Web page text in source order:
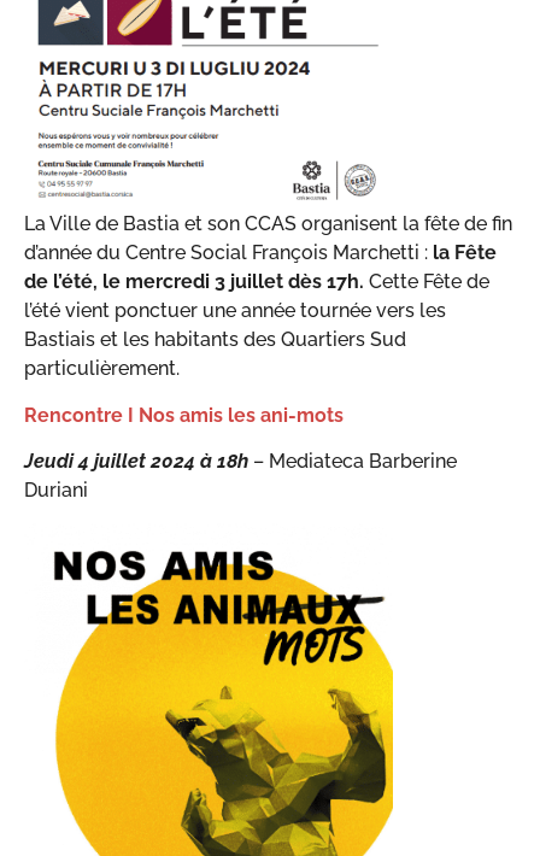
La Ville de Bastia et son CCAS organisent la fête de fin
d’année du Centre Social François Marchetti : la Fête
de l’été, le mercredi 3 juillet dès 17h. Cette Fête de
l’été vient ponctuer une année tournée vers les
Bastiais et les habitants des Quartiers Sud
particulièrement.
Rencontre I Nos amis les ani-mots
Jeudi 4 juillet 2024 à 18h – Mediateca Barberine
Duriani